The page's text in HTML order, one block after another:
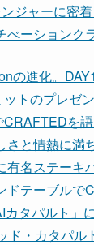
ジャーに密
ーションク
の進化。
トのプレゼ
を
と情熱に満
名ステーキ
テーブルで
タパルト」
・カタパル